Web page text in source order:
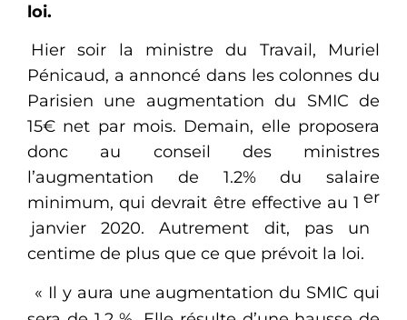
loi.
Hier soir la ministre du Travail, Muriel
Pénicaud, a annoncé dans les colonnes du
Parisien une augmentation du SMIC de
15€ net par mois. Demain, elle proposera
donc au conseil des ministres
l’augmentation de 1.2% du salaire
minimum, qui devrait être effective au 1 er
janvier 2020. Autrement dit, pas un
centime de plus que ce que prévoit la loi.
« Il y aura une augmentation du SMIC qui